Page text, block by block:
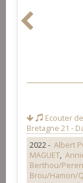
Ecouter
Bretagne 21 -
2022 - Albert
MAGUET,
Berthou/
Brou/Hamon/